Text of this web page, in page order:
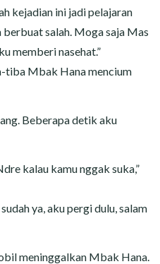
kejadian ini jadi pelajaran
salah. Moga saja Mas
memberi nasehat.”
tiba Mbak Hana mencium
Beberapa detik aku
kalau kamu nggak suka,”
ya, aku pergi dulu, salam
meninggalkan Mbak Hana.